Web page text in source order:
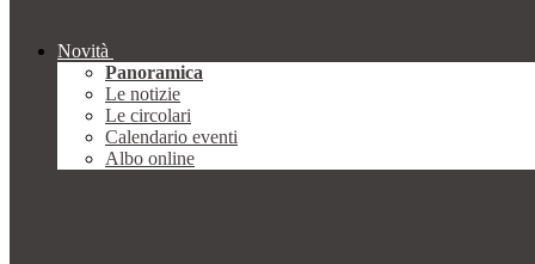
Novità
Panoramica
Le notizie
Le circolari
Calendario eventi
Albo online